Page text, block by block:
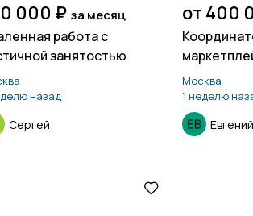
000 ₽ за месяц
работа с
занятостью
назад
Сергей
от 400
удалённой
Москва
1 неделю
Евгений